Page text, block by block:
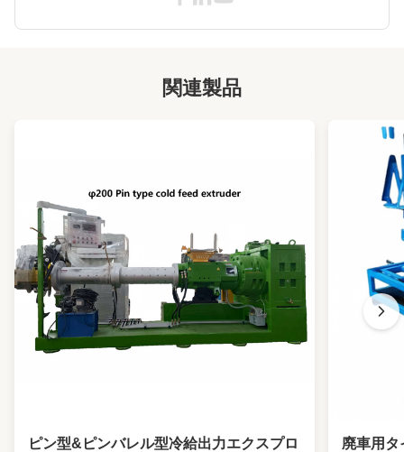
硬化 水力 vulkanising プレス
関連製品
ピン型&ピンバレル型冷給出力エクスプロ
廃車用タ